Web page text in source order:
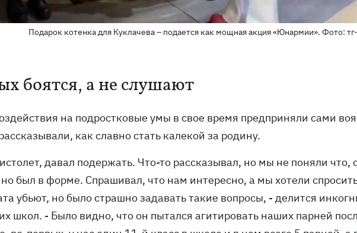
Подарок котенка для Куклачева – подается как мощная акция «Юнармии». Фото:
боятся, а не слушают
на подростковые умы в свое время предприняли сами
как славно стать калекой за родину.
давал подержать. Что-то рассказывал, но мы не поняли что,
был в форме. Спрашивал, что нам интересно, а мы хотели
убьют, но было страшно задавать такие вопросы, - делится
школ. - Было видно, что он пытался агитировать наших парней